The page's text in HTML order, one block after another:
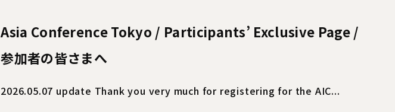
Asia Conference Tokyo / Participants’ Exclusive Page /
参加者の皆さまへ
2026.05.07 update Thank you very much for registering for the AIC...